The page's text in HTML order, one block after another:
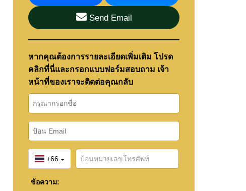
Send Email
หากคุณต้องการรายละเอียดเพิ่มเติม โปรด
คลิกที่นี่และกรอกแบบฟอร์มสอบถาม เจ้า
หน้าที่ของเราจะติดต่อคุณกลับ
+66
ข้อความ: